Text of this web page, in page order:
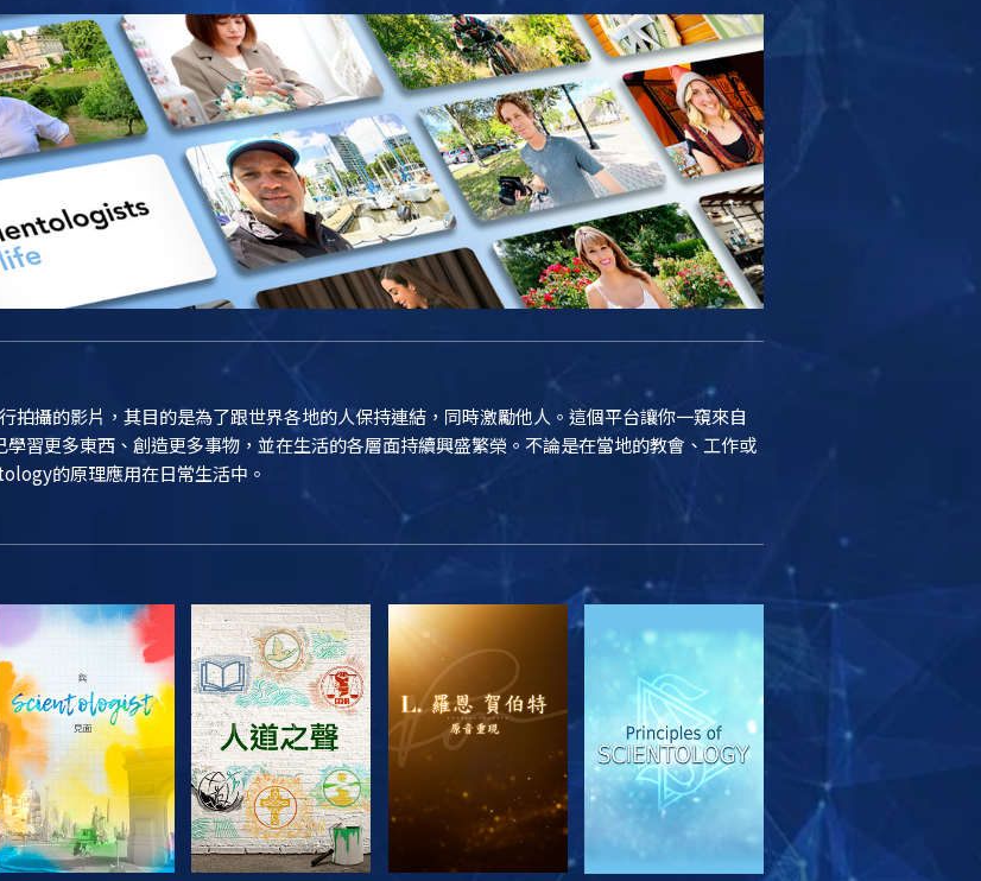
攝的影片，其目的是為了跟世界各地的人保持連結，同時激勵他人。這個平台讓你一窺來自
習更多東西、創造更多事物，並在生活的各層面持續興盛繁榮。不論是在當地的教會、工作或
的原理應用在日常生活中。